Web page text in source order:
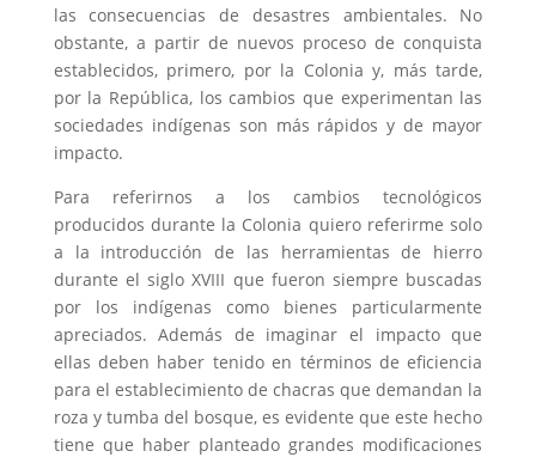
las consecuencias de desastres ambientales. No
obstante, a partir de nuevos proceso de conquista
establecidos, primero, por la Colonia y, más tarde,
por la República, los cambios que experimentan las
sociedades indígenas son más rápidos y de mayor
impacto.
Para referirnos a los cambios tecnológicos
producidos durante la Colonia quiero referirme solo
a la introducción de las herramientas de hierro
durante el siglo XVIII que fueron siempre buscadas
por los indígenas como bienes particularmente
apreciados. Además de imaginar el impacto que
ellas deben haber tenido en términos de eficiencia
para el establecimiento de chacras que demandan la
roza y tumba del bosque, es evidente que este hecho
tiene que haber planteado grandes modificaciones